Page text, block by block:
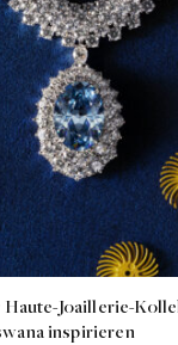
Joaillerie-
inspirieren